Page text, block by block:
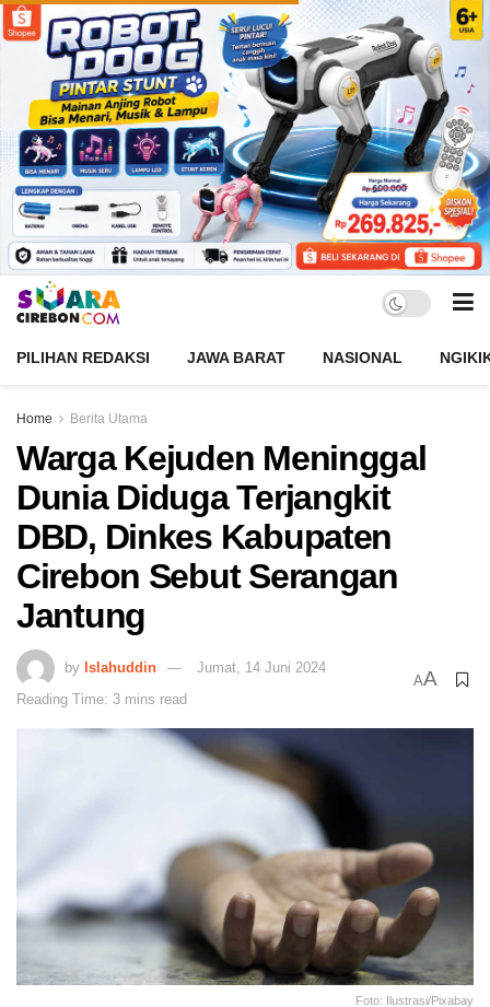
PILIHAN REDAKSI JAWA BARAT NASIONAL
Home Berita Utama
Warga Kejuden Meninggal
Dunia Diduga Terjangkit
DBD, Dinkes Kabupaten
Cirebon Sebut Serangan
Jantung
by Islahuddin
Jumat, 14 Juni 2024
Reading Time: 3 mins read
AA
Foto: Ilustrasi/Pixabay